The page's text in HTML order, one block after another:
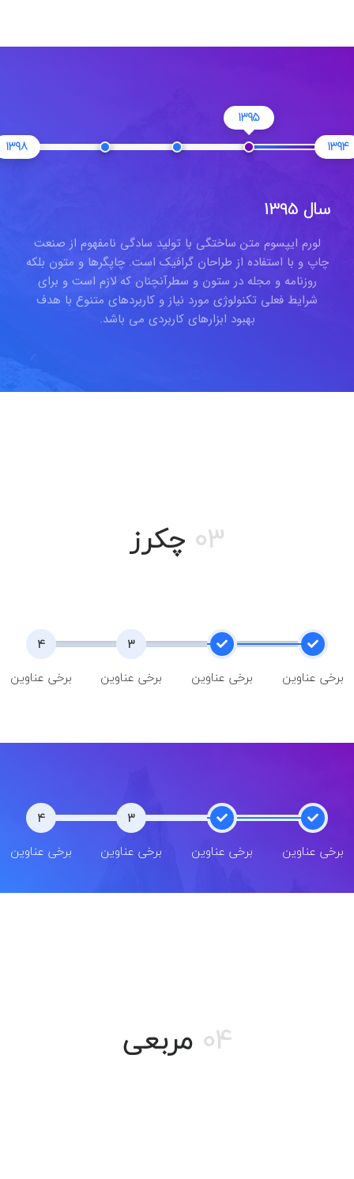
1395
1398
سال 1395
لورم ایپسوم متن ساختگی با تولید سادگی نامفهوم از صنعت
چاپ و با استفاده از طراحان گرافیک است. چاپگرها و متون بلکه
روزنامه و مجله در ستون و سطرآنچنان که لازم است و برای
شرایط فعلی تکنولوژی مورد نیاز و کاربردهای متنوع با هدف
بهبود ابزارهای کاربردی می باشد.
03چکرز
برخی عناوین
2
برخی عناوین
3
برخی عناوین
4
برخی عناوین
برخی عناوین
2
برخی عناوین
3
برخی عناوین
4
برخی عناوین
04مربعی